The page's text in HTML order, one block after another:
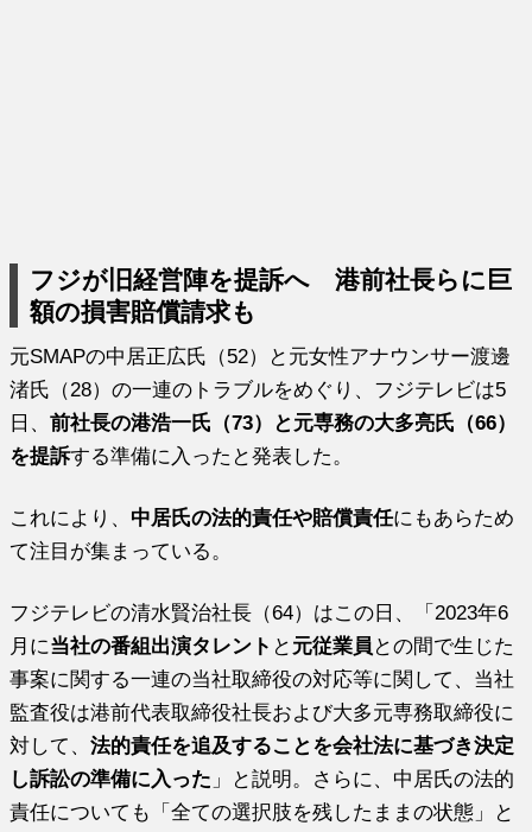
フジが旧経営陣を提訴へ 港前社長らに巨
額の損害賠償請求も
元SMAPの中居正広氏（52）と元女性アナウンサー渡邊
渚氏（28）の一連のトラブルをめぐり、フジテレビは5
日、前社長の港浩一氏（73）と元専務の大多亮氏（66）
を提訴する準備に入ったと発表した。
これにより、 中居氏の法的責任や賠償責任にもあらため
て注目が集まっている。
フジテレビの清水賢治社長（64）はこの日、「2023年6
月に当社の番組出演タレント と 元従業員 との間で生じた
事案に関する一連の当社取締役の対応等に関して、当社
監査役は港前代表取締役社長および大多元専務取締役に
対して、法的責任を追及することを会社法に基づき決定
し訴訟の準備に入った 」と説明。さらに、中居氏の法的
責任についても「全ての選択肢を残したままの状態」と